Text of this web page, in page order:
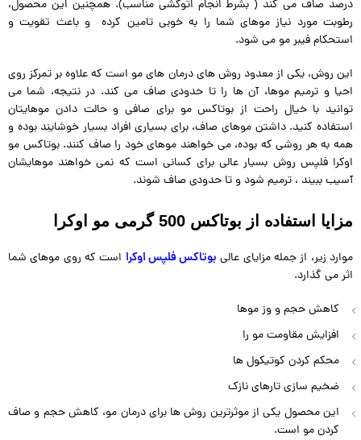
درصد صاف می کند ( بشرط انجام اتوکشی مناسب). همچنین این محصول،
رطوبت مورد نیاز موهای شما را به خوبی تامین کرده و باعث تقویت و
استحکام فیبر مو می شود.
این روش، یکی از معدود روش های درمان های مو است که علاوه بر تمرکز روی
احیا و ترمیم موها، آن ها را تا حدودی صاف می کند. در نتیجه، شما می
توانید با خیال راحت از بوتاکس مو برای صافی و حالت دادن موهایتان
استفاده کنید. داشتن موهای صاف، برای بسیاری افراد بسیار خوشایند بوده و
همه به هر روشی که بوده، می خواهند موهای خود را صاف کنند. بوتاکس مو
اوکرا فلپس روش بسیار عالی برای کسانی است که نمی خواهند موهایشان
آسیب ببیند ، ترمیم شود و تا حدودی صاف شوند.
مزایا استفاده از بوتاکس 500 گرمی مو اوکرا
موارد زیر، از جمله مزایای عالی بوتاکس فلپس اوکرا است که روی موهای شما
اثر می گذارد.
کاهش حجم و وز موها
افزایش مقاومت مو را
محکم کردن کوتیکول ها
ضخیم سازی تارهای نازک
این محصول یکی از موثرترین روش ها برای درمان مو، کاهش حجم و صاف
کردن مو است.